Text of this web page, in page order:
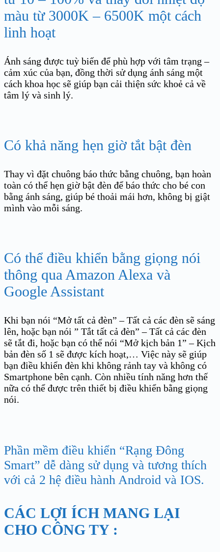
màu từ 3000K – 6500K một cách
linh hoạt
Ánh sáng được tuỳ biến để phù hợp với tâm trạng –
cảm xúc của bạn, đồng thời sử dụng ánh sáng một
cách khoa học sẽ giúp bạn cải thiện sức khoẻ cả về
tâm lý và sinh lý.
Có khả năng hẹn giờ tắt bật đèn
Thay vì đặt chuông báo thức bằng chuông, bạn hoàn
toàn có thể hẹn giờ bật đèn để báo thức cho bé con
bằng ánh sáng, giúp bé thoải mái hơn, không bị giật
mình vào mỗi sáng.
Có thể điều khiển bằng giọng nói
thông qua Amazon Alexa và
Google Assistant
Khi bạn nói “Mở tất cả đèn” – Tất cả các đèn sẽ sáng
lên, hoặc bạn nói ” Tắt tất cả đèn” – Tất cả các đèn
sẽ tắt đi, hoặc bạn có thể nói “Mở kịch bản 1” – Kịch
bản đèn số 1 sẽ được kích hoạt,… Việc này sẽ giúp
bạn điều khiển đèn khi không rảnh tay và không có
Smartphone bên cạnh. Còn nhiều tính năng hơn thế
nữa có thể được trên thiết bị điều khiển bằng giọng
nói.
Phần mềm điều khiển “Rạng Đông
Smart” dễ dàng sử dụng và tương thích
với cả 2 hệ điều hành Android và IOS.
CÁC LỢI ÍCH MANG LẠI
CHO CÔNG TY :